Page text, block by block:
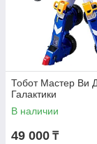
Тобот Мастер Ви
Галактики
В наличии
49 000 ₸